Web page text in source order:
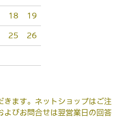
18 19
25 26
きます。ネットショップはご注
よびお問合せは翌営業日の回答